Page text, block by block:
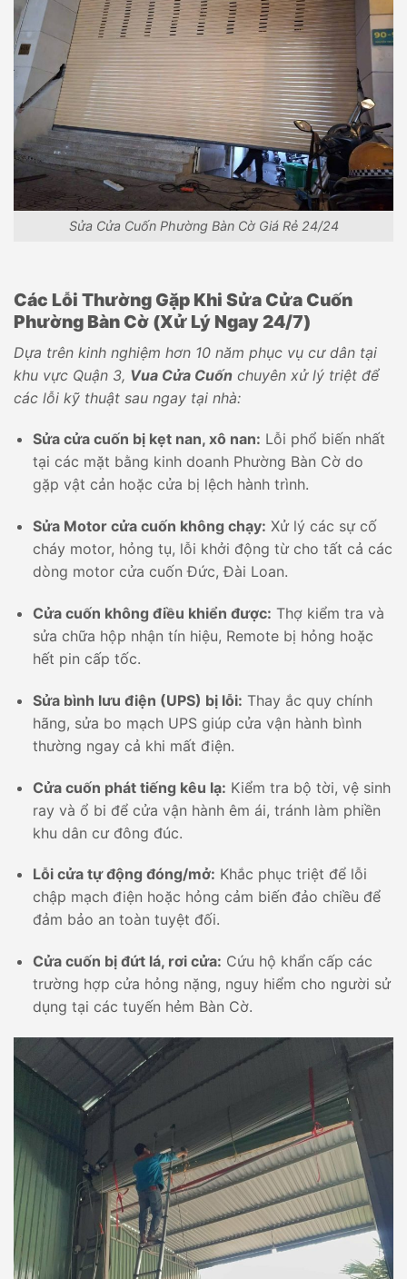
Sửa Cửa Cuốn Phường Bàn Cờ Giá Rẻ 24/24
Các Lỗi Thường Gặp Khi Sửa Cửa Cuốn
Phường Bàn Cờ (Xử Lý Ngay 24/7)
Dựa trên kinh nghiệm hơn 10 năm phục vụ cư dân tại
khu vực Quận 3, Vua Cửa Cuốn chuyên xử lý triệt để
các lỗi kỹ thuật sau ngay tại nhà:
Sửa cửa cuốn bị kẹt nan, xô nan: Lỗi phổ biến nhất
tại các mặt bằng kinh doanh Phường Bàn Cờ do
gặp vật cản hoặc cửa bị lệch hành trình.
Sửa Motor cửa cuốn không chạy: Xử lý các sự cố
cháy motor, hỏng tụ, lỗi khởi động từ cho tất cả các
dòng motor cửa cuốn Đức, Đài Loan.
Cửa cuốn không điều khiển được: Thợ kiểm tra và
sửa chữa hộp nhận tín hiệu, Remote bị hỏng hoặc
hết pin cấp tốc.
Sửa bình lưu điện (UPS) bị lỗi: Thay ắc quy chính
hãng, sửa bo mạch UPS giúp cửa vận hành bình
thường ngay cả khi mất điện.
Cửa cuốn phát tiếng kêu lạ: Kiểm tra bộ tời, vệ sinh
ray và ổ bi để cửa vận hành êm ái, tránh làm phiền
khu dân cư đông đúc.
Lỗi cửa tự động đóng/mở: Khắc phục triệt để lỗi
chập mạch điện hoặc hỏng cảm biến đảo chiều để
đảm bảo an toàn tuyệt đối.
Cửa cuốn bị đứt lá, rơi cửa: Cứu hộ khẩn cấp các
trường hợp cửa hỏng nặng, nguy hiểm cho người sử
dụng tại các tuyến hẻm Bàn Cờ.